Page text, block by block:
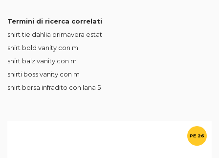
Termini di ricerca correlati
shirt tie dahlia primavera estat
shirt bold vanity con m
shirt balz vanity con m
shirti boss vanity con m
shirt borsa infradito con lana 5
PE 26